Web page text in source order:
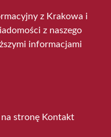
z Krakowa i
z naszego
informacjami
stronę Kontakt